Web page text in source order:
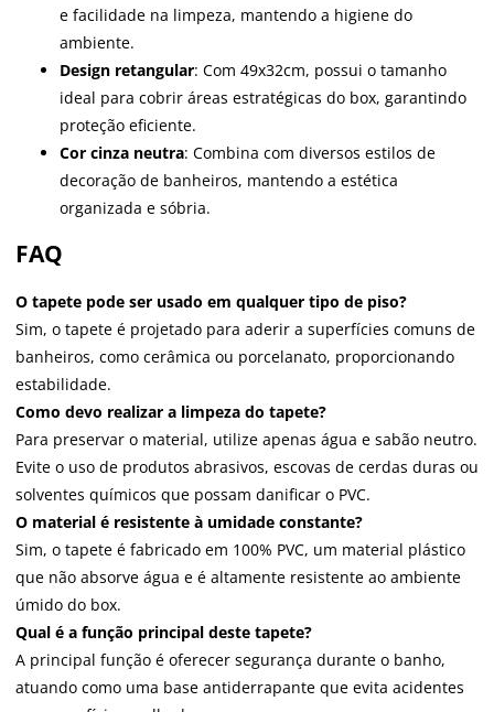
e facilidade na limpeza, mantendo a higiene do
ambiente.
Design retangular: Com 49x32cm, possui o tamanho
ideal para cobrir áreas estratégicas do box, garantindo
proteção eficiente.
Cor cinza neutra: Combina com diversos estilos de
decoração de banheiros, mantendo a estética
organizada e sóbria.
FAQ
O tapete pode ser usado em qualquer tipo de piso?
Sim, o tapete é projetado para aderir a superfícies comuns de
banheiros, como cerâmica ou porcelanato, proporcionando
estabilidade.
Como devo realizar a limpeza do tapete?
Para preservar o material, utilize apenas água e sabão neutro.
Evite o uso de produtos abrasivos, escovas de cerdas duras ou
solventes químicos que possam danificar o PVC.
O material é resistente à umidade constante?
Sim, o tapete é fabricado em 100% PVC, um material plástico
que não absorve água e é altamente resistente ao ambiente
úmido do box.
Qual é a função principal deste tapete?
A principal função é oferecer segurança durante o banho,
atuando como uma base antiderrapante que evita acidentes